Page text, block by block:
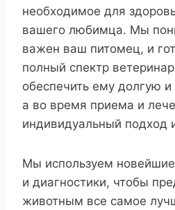
необходимое для
вашего любимца. Мы
важен ваш питомец, и
полный спектр
обеспечить ему долгую
а во время приема и
индивидуальный подход
Мы используем
и диагностики, чтобы
животным все самое